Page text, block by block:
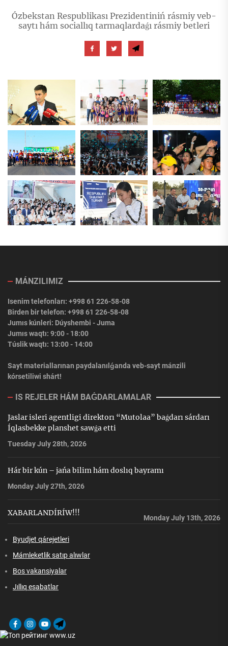
Ózbekstan Respublikası Prezidentiniń rásmiy veb-
saytı hám sociallıq tarmaqlardaǵı rásmiy betleri
MÁNZILIMIZ
Isenim telefonları: +998 61 226-58-08
Birden bir telefon: +998 61 226-58-08
Jumıs kúnleri: Dúyshembi - Juma
Jumıs waqtı: 9:00 - 18:00
Túslik waqtı: 13:00 - 14:00
Sayt materiallarınan paydalanılǵanda veb-sayt mánzili
kórsetiliwi shárt!
IS REJELER HÁM BAǴDARLAMALAR
Jaslar isleri agentligi direktorı “Mutolaa” baǵdarı sárdarı
Íqlasbekke planshet sawǵa etti
Tuesday July 28th, 2026
Hár bir kún – jańa bilim hám doslıq bayramı
Monday July 27th, 2026
XABARLANDÍRÍW!!!
Monday July 13th, 2026
Byudjet qárejetleri
Mámleketlik satıp alıwlar
Bos vakansiyalar
Jıllıq esabatlar
FacebookInstagram
YoutubeTelegram